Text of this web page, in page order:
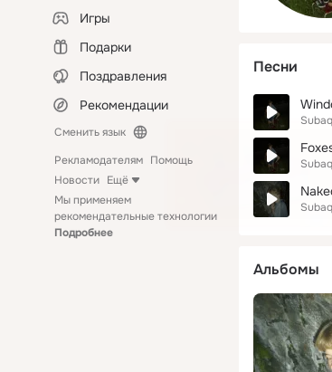
Игры
Подарки
Поздравления
Рекомендации
Сменить язык
Рекламодателям Помощь
Новости Ещё
Мы применяем
рекомендательные технологии
Подробнее
Песни
Альбомы